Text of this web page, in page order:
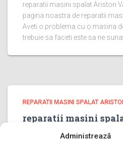
Administrează
reparatii masini spalat Ariston
pagina noastra de reparatii
Aveti o problema cu o masina
trebuie sa faceti este sa ne
REPARATII MASINI SPALAT
reparatii masini
PRAHOVA